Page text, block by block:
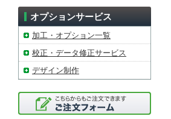
オプションサービス
加工・オプション一覧
校正・データ修正サービス
デザイン制作